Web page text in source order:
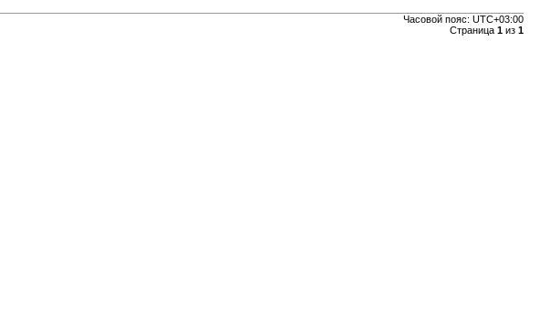
Часовой пояс: UTC+03:00
Страница 1из 1